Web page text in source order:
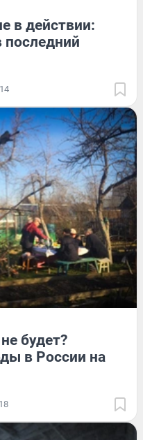
в действии:
последний
14
будет?
в России на
18